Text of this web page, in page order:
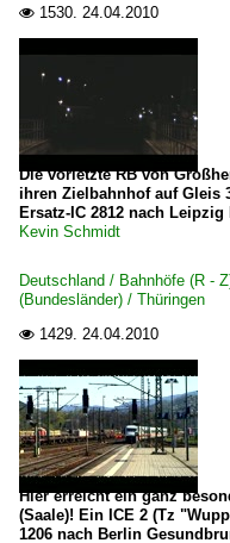
 1530. 24.04.2010
Die vorletzte RB von
ihren Zielbahnhof auf Gleis
Ersatz-IC 2812 nach
Kevin Schmidt
Deutschland / Bahnhöfe (R -
(Bundesländer) / Thüringen
 1429. 24.04.2010
Hier erreicht ein ganz
(Saale)! Ein ICE 2 (Tz
1206 nach Berlin